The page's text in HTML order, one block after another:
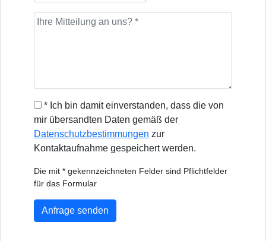
* Ich bin damit einverstanden, dass die von
mir übersandten Daten gemäß der
Datenschutzbestimmungen zur
Kontaktaufnahme gespeichert werden.
Die mit * gekennzeichneten Felder sind Pflichtfelder
für das Formular
Anfrage senden